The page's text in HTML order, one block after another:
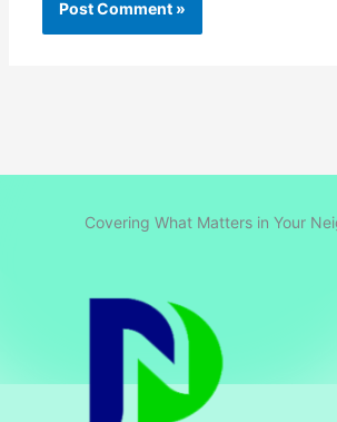
Covering What Matters in Your